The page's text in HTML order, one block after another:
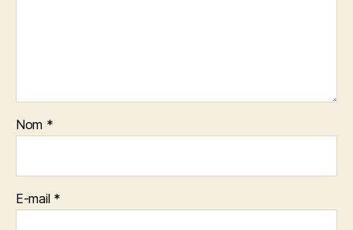
Nom *
E-mail *